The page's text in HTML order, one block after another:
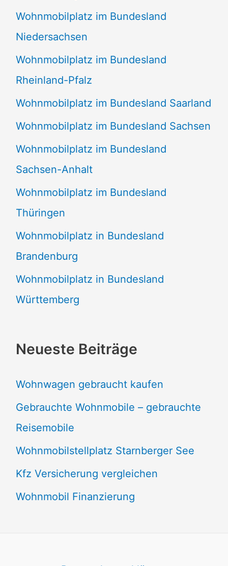
Wohnmobilplatz im Bundesland
Niedersachsen
Wohnmobilplatz im Bundesland
Rheinland-Pfalz
Wohnmobilplatz im Bundesland Saarland
Wohnmobilplatz im Bundesland Sachsen
Wohnmobilplatz im Bundesland
Sachsen-Anhalt
Wohnmobilplatz im Bundesland
Thüringen
Wohnmobilplatz in Bundesland
Brandenburg
Wohnmobilplatz in Bundesland
Württemberg
Neueste Beiträge
Wohnwagen gebraucht kaufen
Gebrauchte Wohnmobile – gebrauchte
Reisemobile
Wohnmobilstellplatz Starnberger See
Kfz Versicherung vergleichen
Wohnmobil Finanzierung